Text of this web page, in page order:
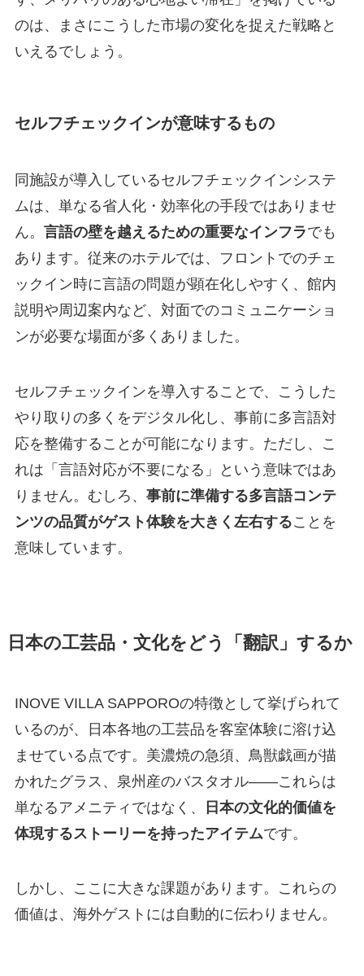
のは、まさにこうした市場の変化を捉えた戦略と
いえるでしょう。
セルフチェックインが意味するもの
同施設が導入しているセルフチェックインシステ
ムは、単なる省人化・効率化の手段ではありませ
ん。 言語の壁を越えるための重要なインフラでも
あります。従来のホテルでは、フロントでのチェ
ックイン時に言語の問題が顕在化しやすく、館内
説明や周辺案内など、対面でのコミュニケーショ
ンが必要な場面が多くありました。
セルフチェックインを導入することで、こうした
やり取りの多くをデジタル化し、事前に多言語対
応を整備することが可能になります。ただし、こ
れは「言語対応が不要になる」という意味ではあ
りません。むしろ、 事前に準備する多言語コンテ
ンツの品質がゲスト体験を大きく左右することを
意味しています。
日本の工芸品・文化をどう「翻訳」するか
INOVE VILLA SAPPOROの特徴として挙げられて
いるのが、日本各地の工芸品を客室体験に溶け込
ませている点です。美濃焼の急須、鳥獣戯画が描
かれたグラス、泉州産のバスタオル——これらは
単なるアメニティではなく、
日本の文化的価値を
体現するストーリーを持ったアイテムです。
しかし、ここに大きな課題があります。これらの
価値は、海外ゲストには自動的に伝わりません。